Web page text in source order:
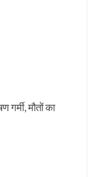
मौतों का